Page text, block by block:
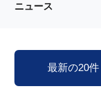
ニュース